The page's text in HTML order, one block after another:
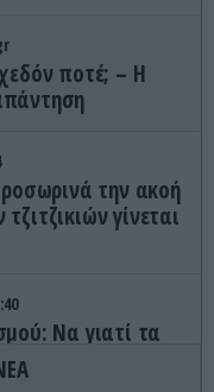
ποτέ; – Η
την ακοή
γίνεται
Να γιατί τα
έχουν κόκκινο